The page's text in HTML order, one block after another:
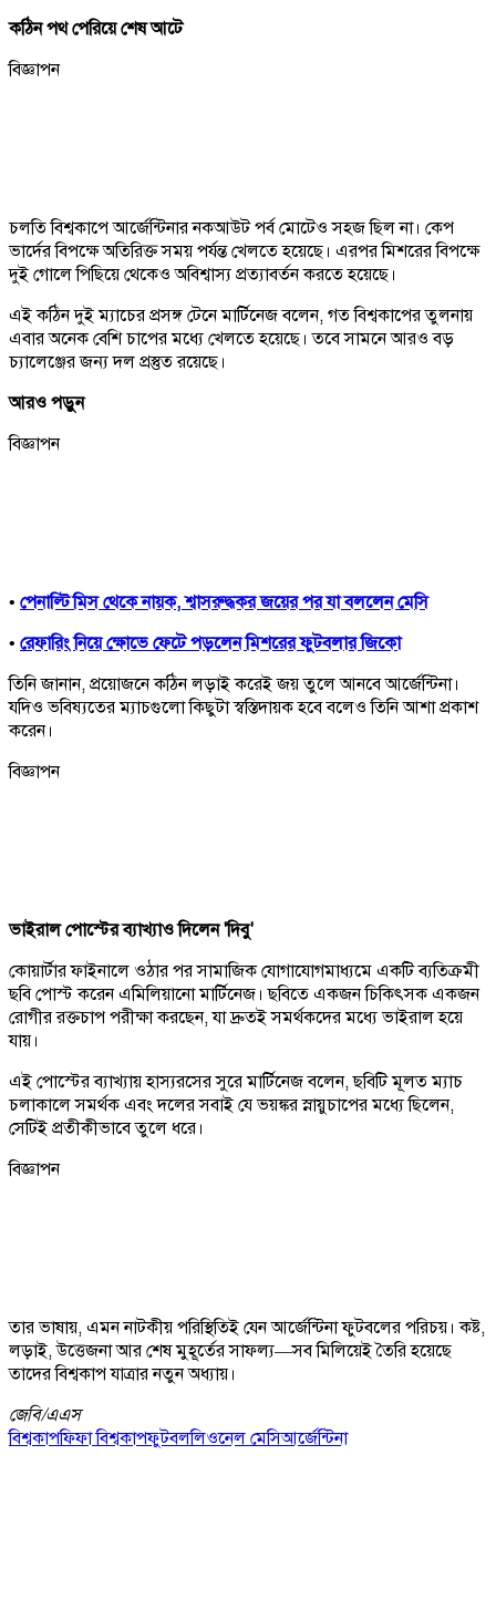
কঠিন পথ পেরিয়ে শেষ আটে
বিজ্ঞাপন
চলতি বিশ্বকাপে আর্জেন্টিনার নকআউট পর্ব মোটেও সহজ ছিল না। কেপ
ভার্দের বিপক্ষে অতিরিক্ত সময় পর্যন্ত খেলতে হয়েছে। এরপর মিশরের বিপক্ষে
দুই গোলে পিছিয়ে থেকেও অবিশ্বাস্য প্রত্যাবর্তন করতে হয়েছে।
এই কঠিন দুই ম্যাচের প্রসঙ্গ টেনে মার্টিনেজ বলেন, গত বিশ্বকাপের তুলনায়
এবার অনেক বেশি চাপের মধ্যে খেলতে হয়েছে। তবে সামনে আরও বড়
চ্যালেঞ্জের জন্য দল প্রস্তুত রয়েছে।
আরও পড়ুন
বিজ্ঞাপন
• পেনাল্টি মিস থেকে নায়ক, শ্বাসরুদ্ধকর জয়ের পর যা বললেন মেসি
• রেফারিং নিয়ে ক্ষোভে ফেটে পড়লেন মিশরের ফুটবলার জিকো
তিনি জানান, প্রয়োজনে কঠিন লড়াই করেই জয় তুলে আনবে আর্জেন্টিনা।
যদিও ভবিষ্যতের ম্যাচগুলো কিছুটা স্বস্তিদায়ক হবে বলেও তিনি আশা প্রকাশ
করেন।
বিজ্ঞাপন
ভাইরাল পোস্টের ব্যাখ্যাও দিলেন 'দিবু'
কোয়ার্টার ফাইনালে ওঠার পর সামাজিক যোগাযোগমাধ্যমে একটি ব্যতিক্রমী
ছবি পোস্ট করেন এমিলিয়ানো মার্টিনেজ। ছবিতে একজন চিকিৎসক একজন
রোগীর রক্তচাপ পরীক্ষা করছেন, যা দ্রুতই সমর্থকদের মধ্যে ভাইরাল হয়ে
যায়।
এই পোস্টের ব্যাখ্যায় হাস্যরসের সুরে মার্টিনেজ বলেন, ছবিটি মূলত ম্যাচ
চলাকালে সমর্থক এবং দলের সবাই যে ভয়ঙ্কর স্নায়ুচাপের মধ্যে ছিলেন,
সেটিই প্রতীকীভাবে তুলে ধরে।
বিজ্ঞাপন
তার ভাষায়, এমন নাটকীয় পরিস্থিতিই যেন আর্জেন্টিনা ফুটবলের পরিচয়। কষ্ট,
লড়াই, উত্তেজনা আর শেষ মুহূর্তের সাফল্য—সব মিলিয়েই তৈরি হয়েছে
তাদের বিশ্বকাপ যাত্রার নতুন অধ্যায়।
জেবি/এএস
বিশ্বকাপফিফা বিশ্বকাপফুটবললিওনেল মেসিআর্জেন্টিনা